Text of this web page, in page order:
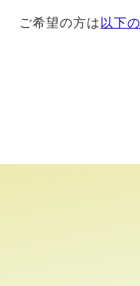
ご希望の方は 以下